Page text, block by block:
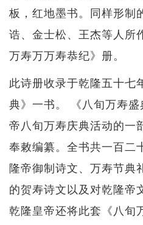
板，红地墨书。同样形制
诰、金士松、王杰等人所
万寿万万寿恭纪》册。
此诗册收录于乾隆五十七
典》一书。 《八旬万寿
帝八旬万寿庆典活动的一
奉敕编纂。全书共一百二
隆帝御制诗文、万寿节典
的贺寿诗文以及对乾隆帝
乾隆皇帝还将此套《八旬